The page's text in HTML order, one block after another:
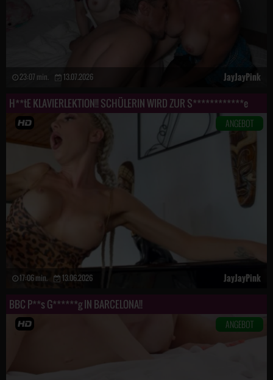
23:07 min. 13.07.2026 JayJayPink
H**tE KLAVIERLEKTION!! SCHÜLERIN WIRD ZUR S************e
ANGEBOT
17:06 min. 13.06.2026 JayJayPink
BBC P**s G******g IN BARCELONA!!
ANGEBOT